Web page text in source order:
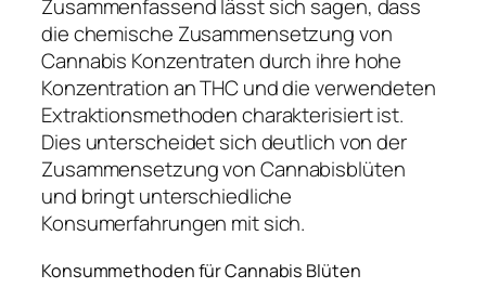
Zusammenfassend lässt sich sagen, dass
die chemische Zusammensetzung von
Cannabis Konzentraten durch ihre hohe
Konzentration an THC und die verwendeten
Extraktionsmethoden charakterisiert ist.
Dies unterscheidet sich deutlich von der
Zusammensetzung von Cannabisblüten
und bringt unterschiedliche
Konsumerfahrungen mit sich.
Konsummethoden für Cannabis Blüten